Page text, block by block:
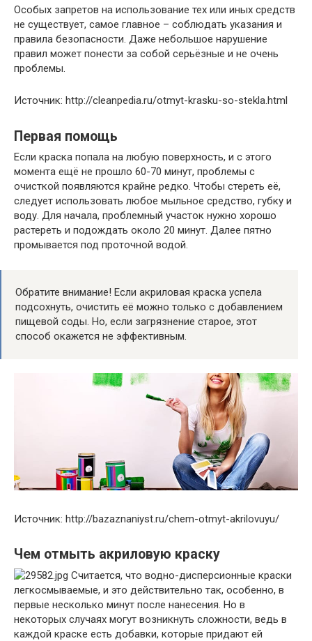
Особых запретов на использование тех или иных средств
не существует, самое главное – соблюдать указания и
правила безопасности. Даже небольшое нарушение
правил может понести за собой серьёзные и не очень
проблемы.
Источник: http://cleanpedia.ru/otmyt-krasku-so-stekla.html
Первая помощь
Если краска попала на любую поверхность, и с этого
момента ещё не прошло 60-70 минут, проблемы с
очисткой появляются крайне редко. Чтобы стереть её,
следует использовать любое мыльное средство, губку и
воду. Для начала, проблемный участок нужно хорошо
растереть и подождать около 20 минут. Далее пятно
промывается под проточной водой.
Обратите внимание! Если акриловая краска успела
подсохнуть, очистить её можно только с добавлением
пищевой соды. Но, если загрязнение старое, этот
способ окажется не эффективным.
Источник: http://bazaznaniyst.ru/chem-otmyt-akrilovuyu/
Чем отмыть акриловую краску
Считается, что водно-дисперсионные краски
легкосмываемые, и это действительно так, особенно, в
первые несколько минут после нанесения. Но в
некоторых случаях могут возникнуть сложности, ведь в
каждой краске есть добавки, которые придают ей